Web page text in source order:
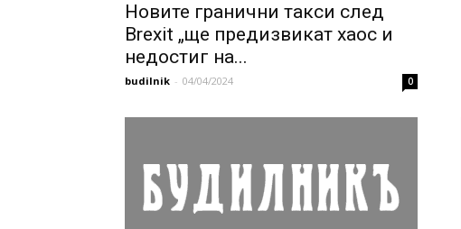
Новите гранични такси след
Brexit „ще предизвикат хаос и
недостиг на...
budilnik - 04/04/2024 0